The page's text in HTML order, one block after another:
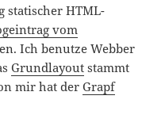
statischer HTML-
vom
Ich benutze Webber
Grundlayout stammt
mir hat derGrapf